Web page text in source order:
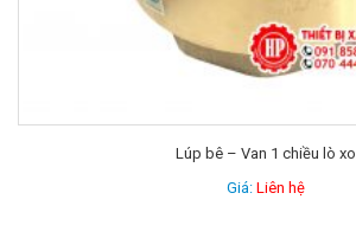
Lúp bê – Van 1 chiều lò xo
Giá: Liên hệ